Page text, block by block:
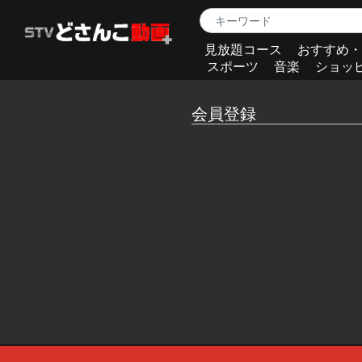
見放題コース
おすすめ
スポーツ
音楽 ショッ
会員登録